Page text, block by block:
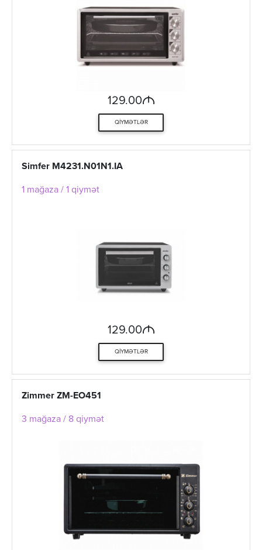
129.00M
QIYMƏTLƏR
Simfer M4231.N01N1.IA
1 mağaza / 1 qiymət
129.00M
QIYMƏTLƏR
Zimmer ZM-EO451
3 mağaza / 8 qiymət